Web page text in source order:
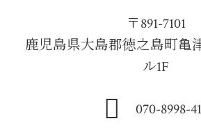
〒891-7101
鹿児島県大島郡徳之島町亀
ル1F
070-8998-